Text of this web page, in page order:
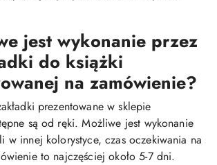
jest wykonanie przez
do książki
na zamówienie?
prezentowane w sklepie
są od ręki. Możliwe jest wykonanie
w innej kolorystyce, czas oczekiwania na
to najczęściej około 5-7 dni.